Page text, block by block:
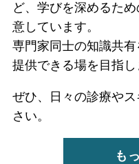
ど、学びを深めるた
意しています。
専門家同士の知識共
提供できる場を目指し
ぜひ、日々の診療や
さい。
も